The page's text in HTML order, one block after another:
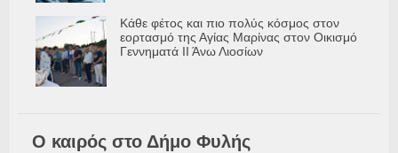
Κάθε φέτος και πιο πολύς κόσμος στον
εορτασμό της Αγίας Μαρίνας στον Οικισμό
Γεννηματά ΙΙ Άνω Λιοσίων
Ο καιρός στο Δήμο Φυλής